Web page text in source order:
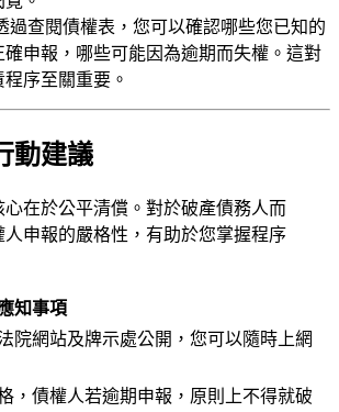
過查閱債權表，您可以確認哪些您已知的
確申報，哪些可能因為逾期而失權。這對
序至關重要。
動建議
在於公平清償。對於破產債務人而
人申報的嚴格性，有助於您掌握程序
知事項
院網站及牌示處公開，您可以隨時上網
，債權人若逾期申報，原則上不得就破